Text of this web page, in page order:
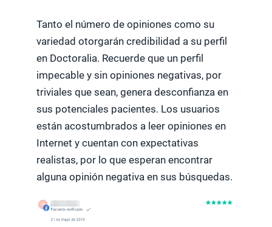
Tanto el número de opiniones como su
variedad otorgarán credibilidad a su perfil
en Doctoralia. Recuerde que un perfil
impecable y sin opiniones negativas, por
triviales que sean, genera desconfianza en
sus potenciales pacientes. Los usuarios
están acostumbrados a leer opiniones en
Internet y cuentan con expectativas
realistas, por lo que esperan encontrar
alguna opinión negativa en sus búsquedas.